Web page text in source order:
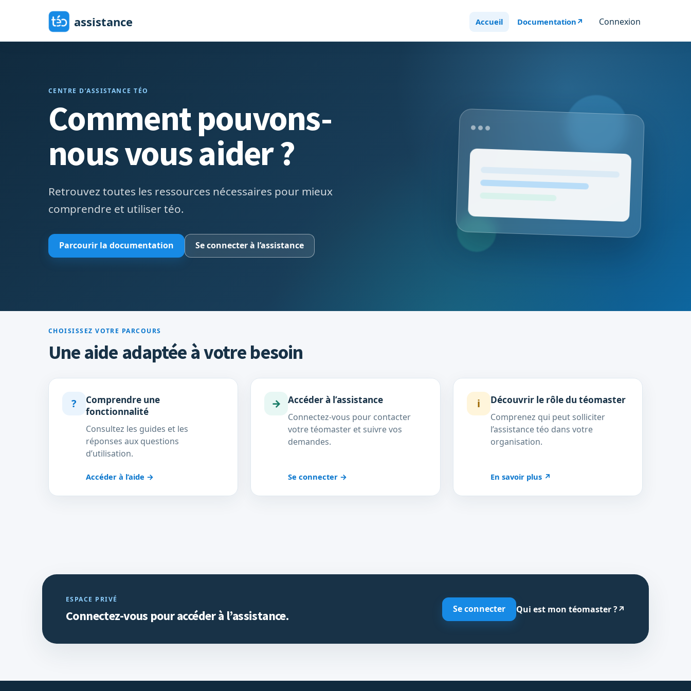
assistance Accueil Documentation ↗ Connexion
CENTRE D’ASSISTANCE TÉO
Comment pouvons-
nous vous aider ?
Retrouvez toutes les ressources nécessaires pour mieux
comprendre et utiliser téo.
Parcourir la documentation Se connecter à l’assistance
CHOISISSEZ VOTRE PARCOURS
Une aide adaptée à votre besoin
?
Comprendre une
fonctionnalité
Consultez les guides et les
réponses aux questions
d’utilisation.
Accéder à l’aide →
→ Accéder à l’assistance
Connectez-vous pour contacter
votre téomaster et suivre vos
demandes.
Se connecter →
i Découvrir le rôle du téomaster
Comprenez qui peut solliciter
l’assistance téo dans votre
organisation.
En savoir plus ↗
ESPACE PRIVÉ
Connectez-vous pour accéder à l’assistance. Se connecter Qui est mon téomaster ?↗